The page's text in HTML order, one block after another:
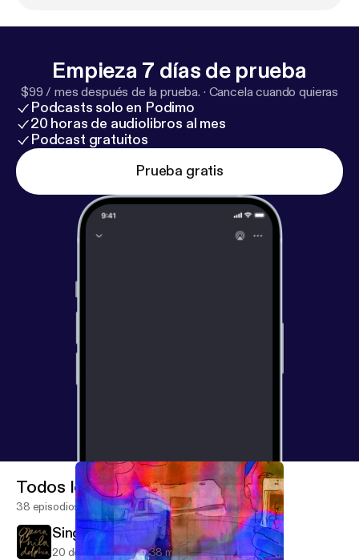
Empieza 7 días de prueba
$99 / mes después de la prueba. · Cancela cuando quieras
Podcasts solo en Podimo
20 horas de audiolibros al mes
Podcast gratuitos
Prueba gratis
Todos los episodios
38 episodios
Singers with Range
20 de dic de 2019 38 min